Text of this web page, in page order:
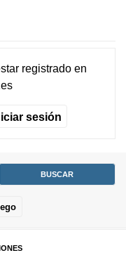
registradoen
sesión